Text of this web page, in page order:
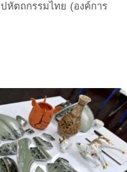
หัตถกรรมไทย (องค์การ